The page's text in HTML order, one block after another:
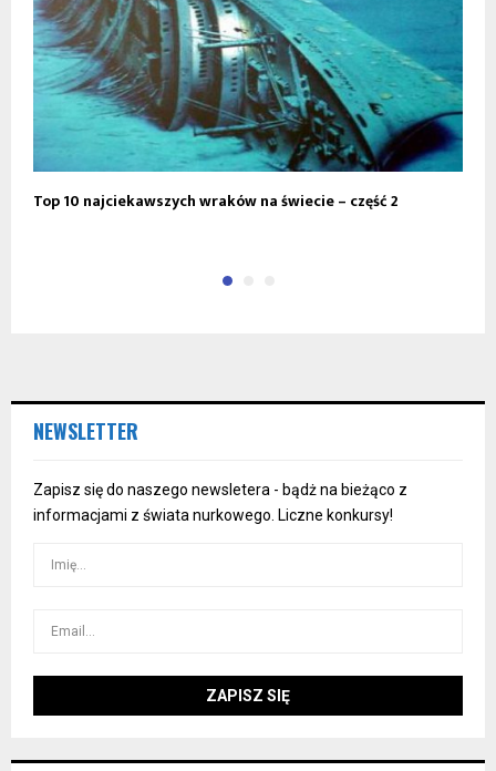
Top 10 najciekawszych wraków na świecie – część 2
NEWSLETTER
Zapisz się do naszego newsletera - bądż na bieżąco z
informacjami z świata nurkowego. Liczne konkursy!